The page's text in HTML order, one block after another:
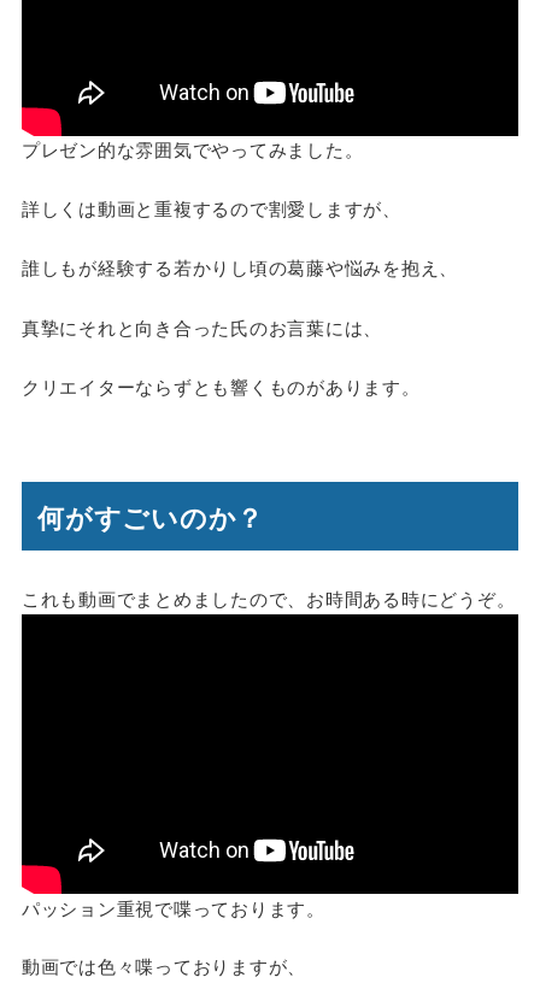
プレゼン的な雰囲気でやってみました。
詳しくは動画と重複するので割愛しますが、
誰しもが経験する若かりし頃の葛藤や悩みを抱え、
真摯にそれと向き合った氏のお言葉には、
クリエイターならずとも響くものがあります。
何がすごいのか？
これも動画でまとめましたので、お時間ある時にどうぞ。
パッション重視で喋っております。
動画では色々喋っておりますが、